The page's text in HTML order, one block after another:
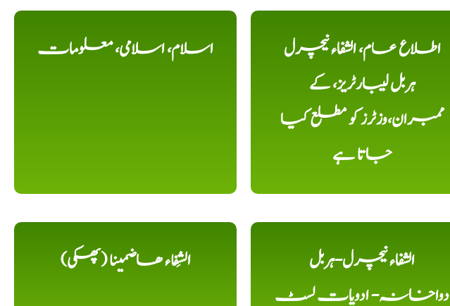
اسلام، اسلامی، معلومات
اطلاع عام، الشفاء نیچرل
ہربل لیبارٹریز، کے
ممبران،وزٹرز کو مطلع کیا
جاتا ہے
الشِفاء ھاضمینا (پھکی)
الشفاء نیچرل-ہربل
دواخانہ- ادویات لسٹ